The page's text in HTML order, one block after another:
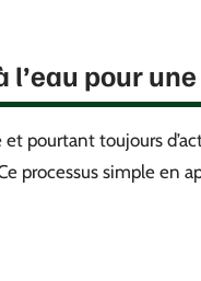
l’eau pour
et pourtant toujours
processus simple en